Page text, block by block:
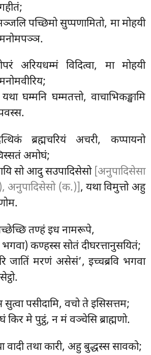
पच्छिमो सुप्पणामितो, मा मोहयी
अरियधम्मं विदित्वा, मा मोहयी
यथा घम्मनि घम्मतत्तो, वाचाभिकङ्खामि
ब्रह्मचरियं अचरी, कप्पायनो
अमोघं;
सो आदु सउपादिसेसो [अनुपादिसेसा
अनुपादिसेसो (क.)], यथा विमुत्तो अहु
तण्हं इध नामरूपे,
भगवा) कण्हस्स सोतं दीघरत्तानुसयितं;
जातिं मरणं असेसं’, इच्चब्रवि भगवा
सुत्वा पसीदामि, वचो ते इसिसत्तम;
किर मे पुट्ठं, न मं वञ्चेसि ब्राह्मणो.
वादी तथा कारी, अहु बुद्धस्स सावको;